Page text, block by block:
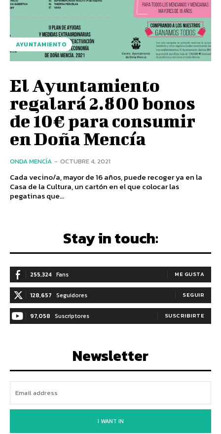
AYUNTAMIENTO
El Ayuntamiento
regalará 2.800 bonos
de 10€ para consumir
en Doña Mencía
ONDA MENCÍA - OCTUBRE 4, 2021
Cada vecino/a, mayor de 16 años, puede recoger ya en la
Casa de la Cultura, un cartón en el que colocar las
pegatinas que...
Stay in touch:
255,324 Fans ME GUSTA
128,657 Seguidores SEGUIR
97,058 Suscriptores SUSCRIBIRTE
Newsletter
I WANT IN